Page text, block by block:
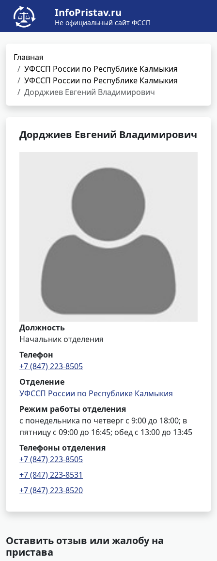
InfoPristav.ru
Не официальный сайт ФССП
Главная
УФССП России по Республике Калмыкия
УФССП России по Республике Калмыкия
Дорджиев Евгений Владимирович
Дорджиев Евгений Владимирович
Должность
Начальник отделения
Телефон
+7 (847) 223-8505
Отделение
УФССП России по Республике Калмыкия
Режим работы отделения
с понедельника по четверг с 9:00 до 18:00; в
пятницу с 09:00 до 16:45; обед с 13:00 до 13:45
Телефоны отделения
+7 (847) 223-8505
+7 (847) 223-8531
+7 (847) 223-8520
Оставить отзыв или жалобу на
пристава